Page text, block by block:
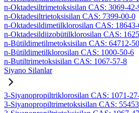
n-Oktadesiltrimetoksisilan CAS: 3069-42-
n-Oktadesiltrietoksisilan CAS: 7399-00-0
n-Oktadesildimetilklorosilan CAS:
n-Oktadesildiizobütilklorosilan CAS:
n-Bütildimetilmetoksisilan CAS: 64712-
n-Bütildimetilklorosilan CAS: 1000-50-6
n-Butiltrimetoksisilan CAS: 1067-57-8
Siyano Silanlar
3-Siyanopropiltriklorosilan CAS: 1071-
3-Siyanopropiltrimetoksisilan CAS: